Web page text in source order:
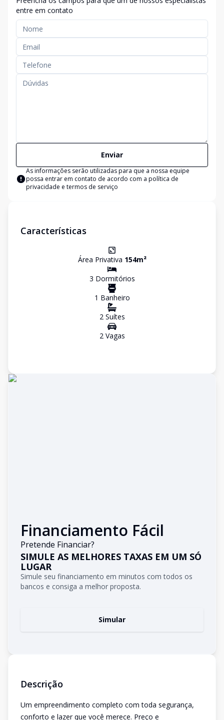
entre em contato
Enviar
As informações serão utilizadas para que a nossa equipe
possa entrar em contato de acordo com a política de
privacidade e termos de serviço
Características
Área Privativa 154m²
3 Dormitórios
1 Banheiro
2Suítes
2Vagas
Financiamento Fácil
Pretende Financiar?
SIMULE AS MELHORES TAXAS EM UM SÓ
LUGAR
Simule seu financiamento em minutos com todos os
bancos e consiga a melhor proposta.
Simular
Descrição
Um empreendimento completo com toda segurança,
conforto e lazer que você merece. Preço e